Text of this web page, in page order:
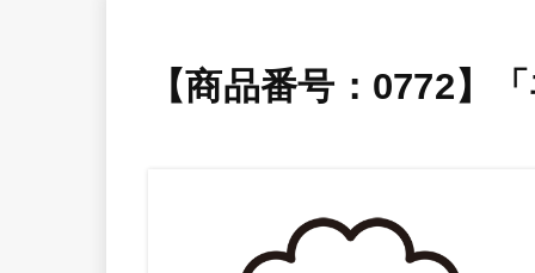
【商品番号：0772】